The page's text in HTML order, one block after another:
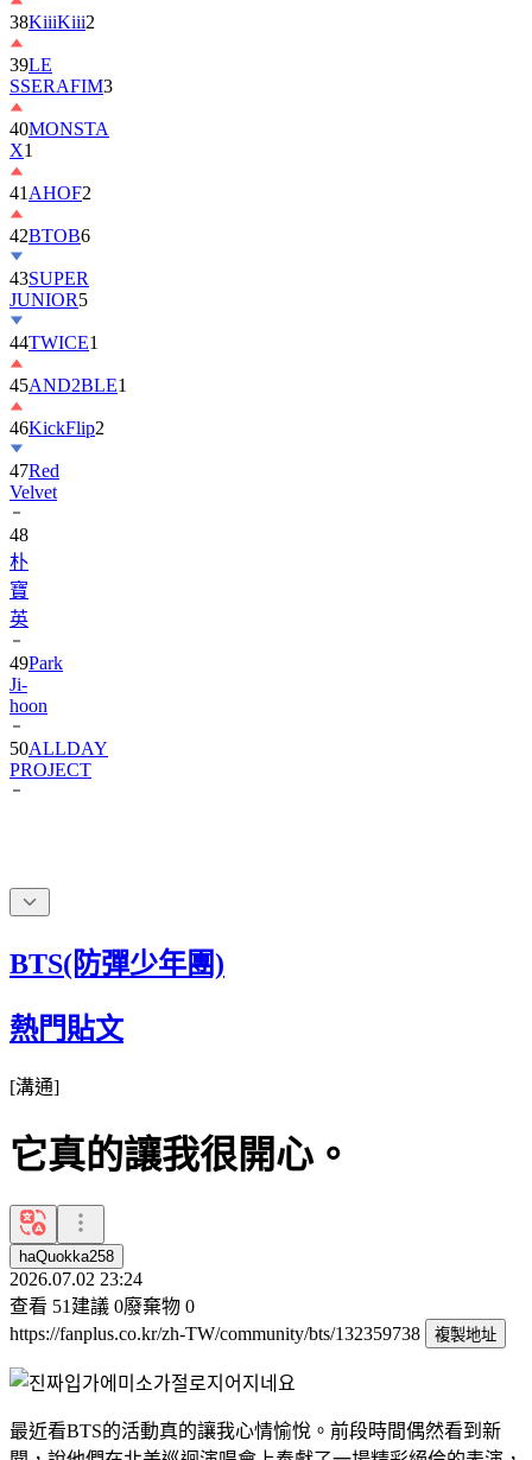
38KiiiKiii2
39LE
SSERAFIM3
40MONSTA
X1
41 AHOF2
42BTOB6
43SUPER
JUNIOR5
44TWICE1
45AND2BLE1
46KickFlip2
47Red
Velvet
48
朴
寶
英
49Park
Ji-
hoon
50ALLDAY
PROJECT
BTS(防彈少年團)
熱門貼文
[溝通]
它真的讓我很開心。
haQuokka258
2026.07.02 23:24
查看 51 建議 0廢棄物 0
https://fanplus.co.kr/zh-TW/community/bts/132359738
複製地址
最近看BTS的活動真的讓我心情愉悅。前段時間偶然看到新